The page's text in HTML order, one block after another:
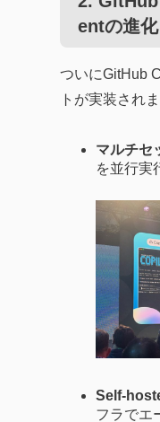
entの進化
ついにGitHub
トが実装され
マルチセ
を並行実
Self-
フラでエ